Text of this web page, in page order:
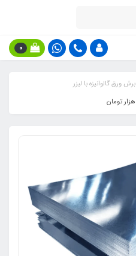
0
برش ورق گالوانیزه با لیزر